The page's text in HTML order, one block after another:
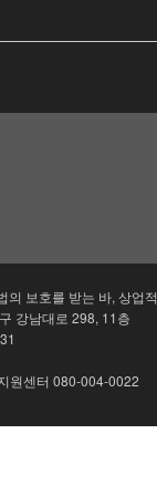
의 보호를 받는 바, 상업
강남대로 298, 11층
원센터 080-004-0022